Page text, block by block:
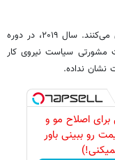
این نخستین باری نیست که ترامپ و کوک همکاری می‌کنند. سال ۲۰۱۹، در دوره
سیاست نیروی کار
نشان نداده.
برای اصلاح مو و
رو ببینی باور